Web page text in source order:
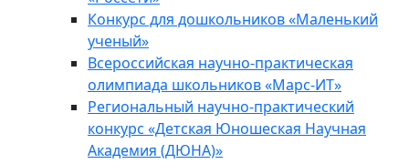
Конкурс для дошкольников «Маленький
ученый»
Всероссийская научно-практическая
олимпиада школьников «Марс-ИТ»
Региональный научно-практический
конкурс «Детская Юношеская Научная
Академия (ДЮНА)»